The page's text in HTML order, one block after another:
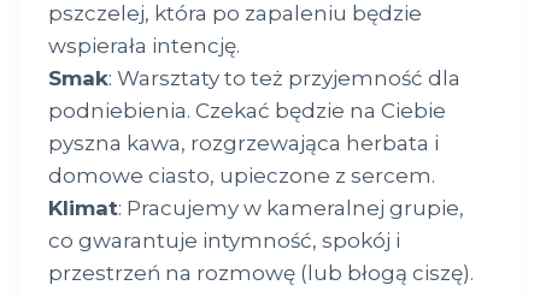
pszczelej, która po zapaleniu będzie
wspierała intencję.
Smak: Warsztaty to też przyjemność dla
podniebienia. Czekać będzie na Ciebie
pyszna kawa, rozgrzewająca herbata i
domowe ciasto, upieczone z sercem.
Klimat: Pracujemy w kameralnej grupie,
co gwarantuje intymność, spokój i
przestrzeń na rozmowę (lub błogą ciszę).